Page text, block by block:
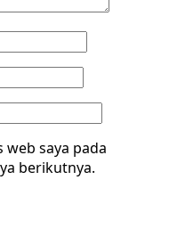
web saya pada
berikutnya.